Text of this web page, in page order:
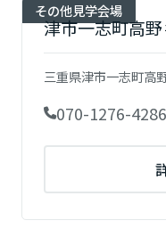
その他見学会場
津市一志町高
三重県津市一志町高
070-1276-4286
鳥取県